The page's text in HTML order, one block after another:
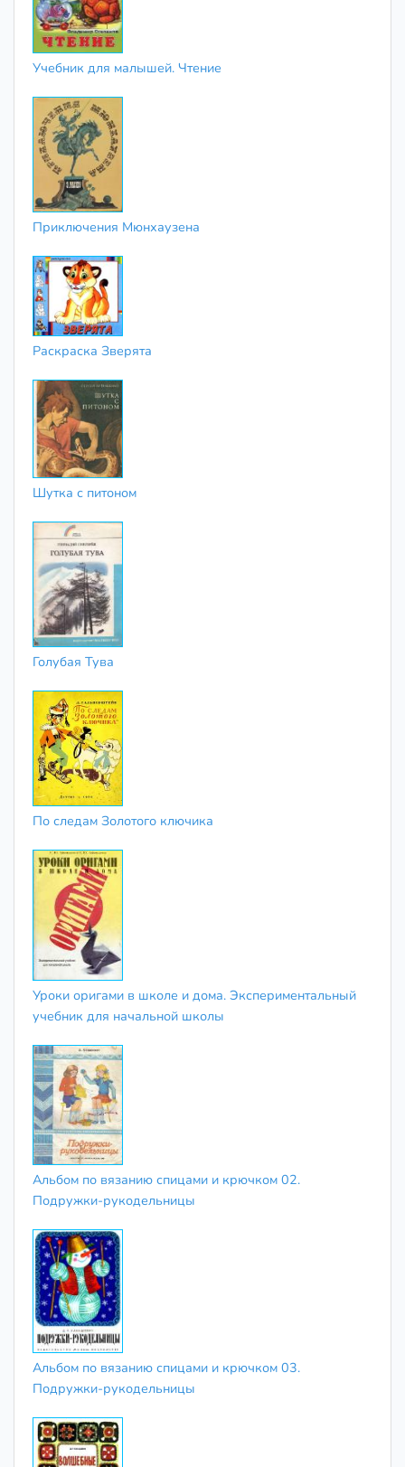
Учебник для малышей. Чтение
Приключения Мюнхаузена
Раскраска Зверята
Шутка с питоном
Голубая Тува
По следам Золотого ключика
Уроки оригами в школе и дома. Экспериментальный
учебник для начальной школы
Альбом по вязанию спицами и крючком 02.
Подружки-рукодельницы
Альбом по вязанию спицами и крючком 03.
Подружки-рукодельницы